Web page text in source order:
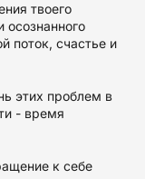
твоего
осознанного
поток, счастье и
этих проблем в
- время
к себе